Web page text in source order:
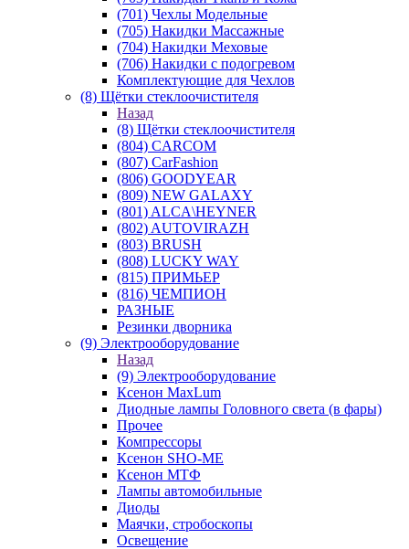
(701) Чехлы Модельные
(705) Накидки Массажные
(704) Накидки Меховые
(706) Накидки с подогревом
Комплектующие для Чехлов
(8) Щётки стеклоочистителя
Назад
(8) Щётки стеклоочистителя
(804) CARCOM
(807) CarFashion
(806) GOODYEAR
(809) NEW GALAXY
(801) ALCA\HEYNER
(802) AUTOVIRAZH
(803) BRUSH
(808) LUCKY WAY
(815) ПРИМЬЕР
(816) ЧЕМПИОН
РАЗНЫЕ
Резинки дворника
(9) Электрооборудование
Назад
(9) Электрооборудование
Ксенон MaxLum
Диодные лампы Головного света (в фары)
Прочее
Компрессоры
Ксенон SHO-ME
Ксенон МТФ
Лампы автомобильные
Диоды
Маячки, стробоскопы
Освещение